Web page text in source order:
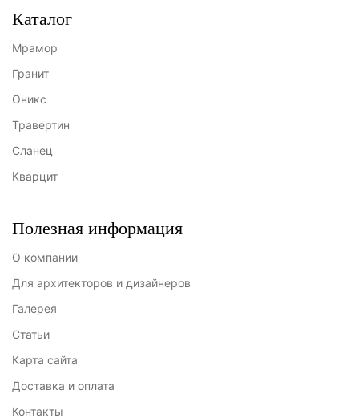
Каталог
Мрамор
Гранит
Оникс
Травертин
Сланец
Кварцит
Полезная информация
О компании
Для архитекторов и дизайнеров
Галерея
Статьи
Карта сайта
Доставка и оплата
Контакты